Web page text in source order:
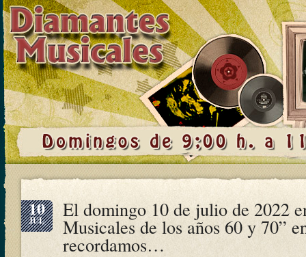
10
JUL El domingo 10 de julio de 2022
Musicales de los años 60 y 70”
recordamos…